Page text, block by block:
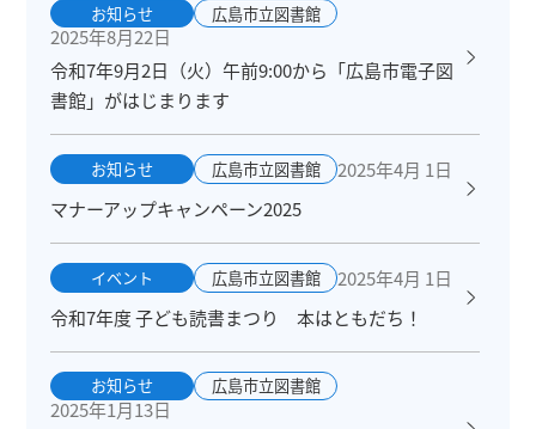
お知らせ 広島市立図書館
2025年8月22日
令和7年9月2日（火）午前9:00から「広島市電子図
書館」がはじまります
お知らせ 広島市立図書館
2025年4月 1日
マナーアップキャンペーン2025
イベント 広島市立図書館
2025年4月 1日
令和7年度 子ども読書まつり 本はともだち！
お知らせ 広島市立図書館
2025年1月13日